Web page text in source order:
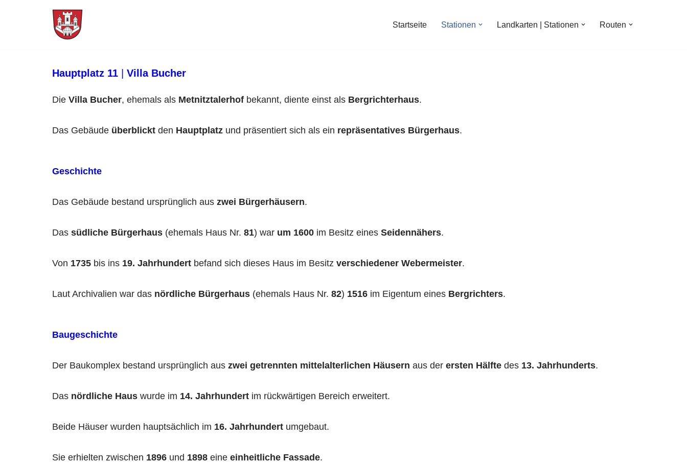
Startseite Stationen Landkarten | Stationen Routen
Hauptplatz 11 Villa Bucher
Die Villa Bucher, ehemals als Metnitztalerhof bekannt, diente einst als Bergrichterhaus.
Das Gebäude überblickt den Hauptplatz und präsentiert sich als ein repräsentatives Bürgerhaus.
Geschichte
Das Gebäude bestand ursprünglich aus zwei Bürgerhäusern.
Das südliche Bürgerhaus (ehemals Haus Nr. 81) war um 1600 im Besitz eines Seidennähers.
Von 1735 bis ins 19. Jahrhundert befand sich dieses Haus im Besitz verschiedener Webermeister.
Laut Archivalien war das nördliche Bürgerhaus (ehemals Haus Nr. 82) 1516 im Eigentum eines Bergrichters.
Baugeschichte
Der Baukomplex bestand ursprünglich aus zwei getrennten mittelalterlichen Häusern aus der ersten Hälfte des 13. Jahrhunderts.
Das nördliche Haus wurde im 14. Jahrhundert im rückwärtigen Bereich erweitert.
Beide Häuser wurden hauptsächlich im 16. Jahrhundert umgebaut.
Sie erhielten zwischen 1896 und 1898 eine einheitliche Fassade.